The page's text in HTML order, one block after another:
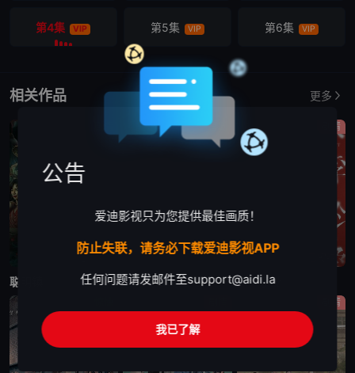
第4集 VIP 第5集 VIP 第6集 VIP
相关作品 更多
已完结
聪明镇
喜剧
已完结
欠你的那场婚礼
剧情
人浮于爱
剧情
公告
爱迪影视只为您提供最佳画质！
防止失联，请务必下载爱迪影视APP
任何问题请发邮件至support@aidi.la
我已了解